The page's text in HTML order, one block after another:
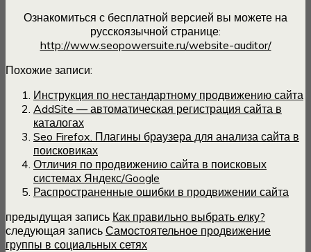
Ознакомиться с бесплатной версией вы можете на
русскоязычной странице:
http://www.seopowersuite.ru/website-auditor/
Похожие записи:
Инструкция по нестандартному продвижению сайта
AddSite — автоматическая регистрация сайта в
каталогах
Seo Firefox. Плагины браузера для анализа сайта в
поисковиках
Отличия по продвижению сайта в поисковых
системах Яндекс/Google
Распространенные ошибки в продвижении сайта
предыдущая запись Как правильно выбрать елку?
следующая запись Самостоятельное продвижение
группы в социальных сетях